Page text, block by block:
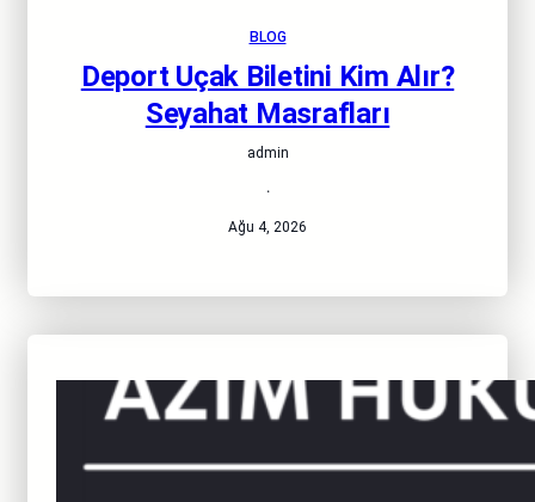
BLOG
Deport Uçak Biletini Kim Alır?
Seyahat Masrafları
admin
·
Ağu 4, 2026